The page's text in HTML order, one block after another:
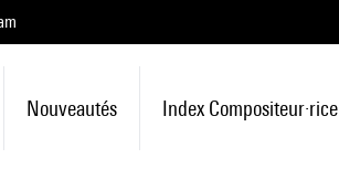
Nouveautés Index Compositeur·rice